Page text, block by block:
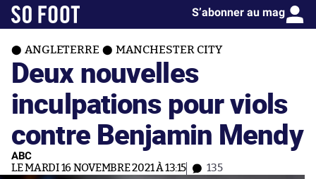
S’abonner au mag
ANGLETERRE MANCHESTER CITY
Deux nouvelles
inculpations pour viols
contre Benjamin Mendy
ABC
LE MARDI 16 NOVEMBRE 2021 À 13:15 135